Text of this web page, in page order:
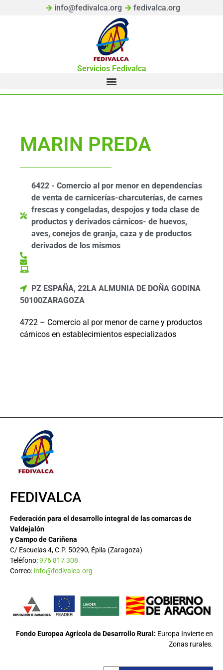
info@fedivalca.org fedivalca.org
Servicios Fedivalca
MARIN PREDA
6422 - Comercio al por menor en dependencias
de venta de carnicerías-charcuterías, de carnes
frescas y congeladas, despojos y toda clase de
productos y derivados cárnicos- de huevos,
aves, conejos de granja, caza y de productos
derivados de los mismos
PZ ESPAÑA, 22LA ALMUNIA DE DOÑA GODINA
50100ZARAGOZA
4722 – Comercio al por menor de carne y productos
cárnicos en establecimientos especializados
FEDIVALCA
Federación para el desarrollo integral de las comarcas de
Valdejalón
y Campo de Cariñena
C/ Escuelas 4, C.P. 50290, Épila (Zaragoza)
Teléfono:976 817 308
Correo: info@fedivalca.org
Fondo Europea Agrícola de Desarrollo Rural: Europa Invierte en
Zonas rurales.